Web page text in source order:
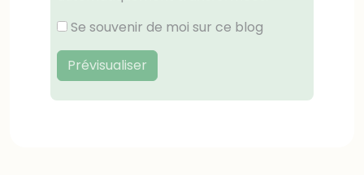
Se souvenir de moi sur ce blog
Prévisualiser